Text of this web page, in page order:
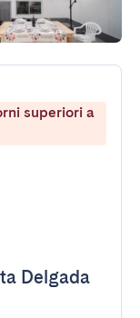
superiori a
Delgada